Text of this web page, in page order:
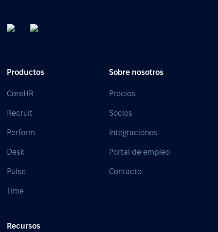
Productos
CoreHR
Recruit
Perform
Desk
Pulse
Time
Sobre nosotros
Precios
Socios
Integraciónes
Portal de empleo
Contacto
Recursos